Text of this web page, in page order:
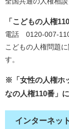
「こどもの人権110
電話 0120-007-
こどもの人権問題
す。
※「女性の人権ホ
なの人権110番」
インターネッ